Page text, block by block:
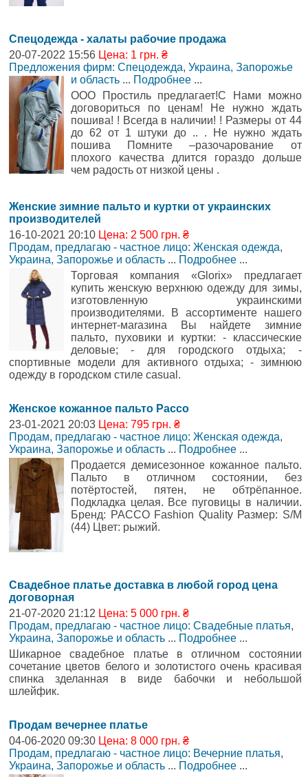
Спецодежда - халаты рабочие продажа
20-07-2022 15:56 Цена: 1 грн. ₴
Предложения фирм: Спецодежда, Украина, Запорожье
и область ... Подробнее ...
ООО Простиль предлагает!С Нами можно
договориться по ценам! Не нужно ждать
пошива! ! Всегда в наличии! ! Размеры от 44
до 62 от 1 штуки до .. . Не нужно ждать
пошива Помните –разочарование от
плохого качества длится гораздо дольше
чем радость от низкой цены .
Женские зимние пальто и куртки от украинских
производителей
16-10-2021 20:10 Цена: 2 500 грн. ₴
Продам, предлагаю - частное лицо: Женская одежда,
Украина, Запорожье и область ... Подробнее ...
Торговая компания «Glorix» предлагает
купить женскую верхнюю одежду для зимы,
изготовленную украинскими
производителями. В ассортименте нашего
интернет-маraзина Вы найдете зимние
пальто, пуховики и куртки: - классические
деловые; - для городского отдыха; -
спортивные модели для активного отдыха; - зимнюю
одежду в городском стиле casual.
Женское кожанное пальто Pacco
23-01-2021 20:03 Цена: 795 грн. ₴
Продам, предлагаю - частное лицо: Женская одежда,
Украина, Запорожье и область ... Подробнее ...
Продается демисезонное кожанное пальто.
Пальто в отличном состоянии, без
потёртостей, пятен, не обтрёпанное.
Подкладка целая. Все пуговицы в наличии.
Бренд: PACCO Fashion Quality Размер: S/M
(44) Цвет: рыжий.
Свадебное платье доставка в любой город цена
договорная
21-07-2020 21:12 Цена: 5 000 грн. ₴
Продам, предлагаю - частное лицо: Свадебные платья,
Украина, Запорожье и область ... Подробнее ...
Шикарное свадебное платье в отличном состоянии
сочетание цветов белого и золотистого очень красивая
спинка зделанная в виде бабочки и небольшой
шлейфик.
Продам вечернее платье
04-06-2020 09:30 Цена: 8 000 грн. ₴
Продам, предлагаю - частное лицо: Вечерние платья,
Украина, Запорожье и область ... Подробнее ...